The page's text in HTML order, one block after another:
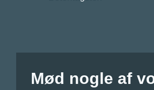
Mød nogle af